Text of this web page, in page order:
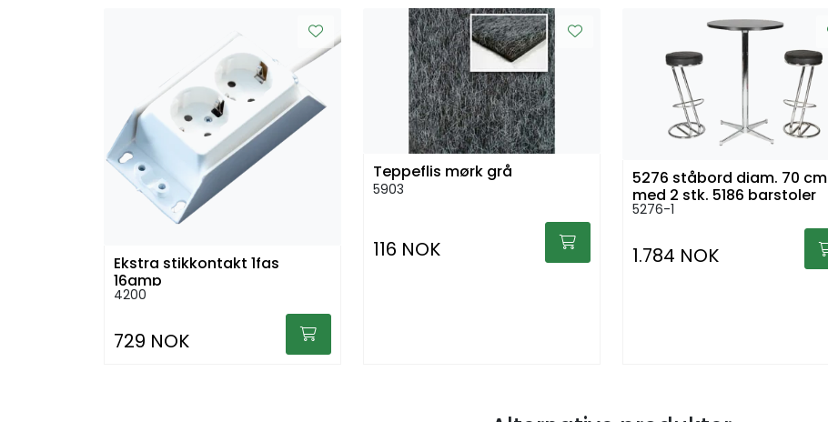
Ekstra stikkontakt 1fas
16amp
4200
729 NOK
Teppeflis mørk grå
5903
116 NOK
5276 ståbord diam. 70 cm
med 2 stk. 5186 barstoler
5276-1
1.784 NOK